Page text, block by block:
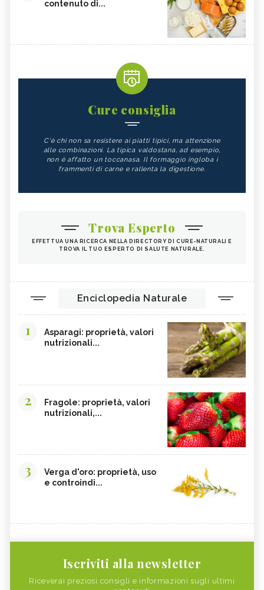
contenuto di...
Cure consiglia
C'è chi non sa resistere ai piatti tipici, ma attenzione
alle combinazioni. La tipica valdostana, ad esempio,
non è affatto un toccanasa. Il formaggio ingloba i
frammenti di carne e rallenta la digestione.
Trova Esperto
EFFETTUA UNA RICERCA NELLA DIRECTORY DI CURE-NATURALI E
TROVA IL TUO ESPERTO DI SALUTE NATURALE.
Enciclopedia Naturale
1
Asparagi: proprietà, valori
nutrizionali...
2
Fragole: proprietà, valori
nutrizionali,...
3
Verga d'oro: proprietà, uso
e controindi...
Iscriviti alla newsletter
Riceverai preziosi consigli e informazioni sugli ultimi